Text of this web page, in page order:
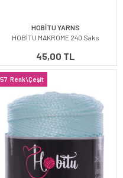
HOBİTU YARNS
HOBİTU MAKROME 240 Saks
45,00 TL
57 Renk\Çeşit